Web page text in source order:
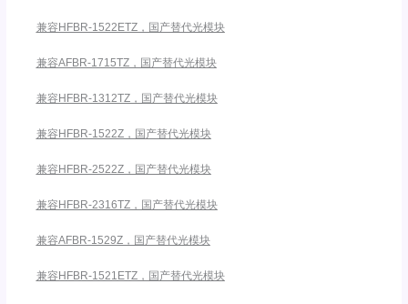
兼容HFBR-1522ETZ，国产替代光模块
兼容AFBR-1715TZ，国产替代光模块
兼容HFBR-1312TZ，国产替代光模块
兼容HFBR-1522Z，国产替代光模块
兼容HFBR-2522Z，国产替代光模块
兼容HFBR-2316TZ，国产替代光模块
兼容AFBR-1529Z，国产替代光模块
兼容HFBR-1521ETZ，国产替代光模块